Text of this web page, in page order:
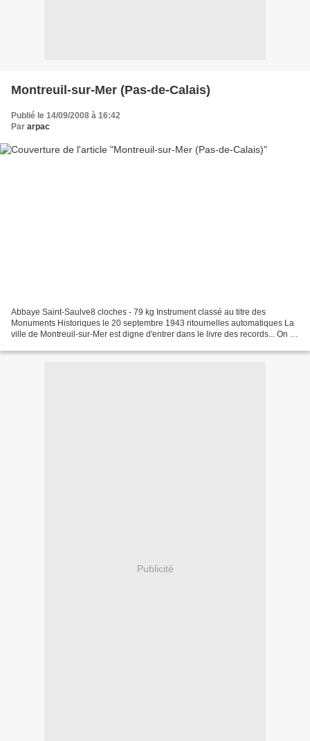
Montreuil-sur-Mer (Pas-de-Calais)
Publié le 14/09/2008 à 16:42
Par arpac
Abbaye Saint-Saulve8 cloches - 79 kg Instrument classé au titre des
Monuments Historiques le 20 septembre 1943 ritournelles automatiques La
ville de Montreuil-sur-Mer est digne d'entrer dans le livre des records... On y
Publicité